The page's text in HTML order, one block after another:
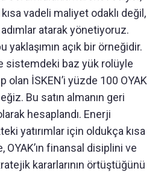
kısa vadeli maliyet odaklı değil,
atarak yönetiyoruz.
yaklaşımın açık bir örneğidir.
sistemdeki baz yük rolüyle
İSKEN’i yüzde 100 OYAK
Bu satın almanın geri
hesaplandı. Enerji
yatırımlar için oldukça kısa
OYAK’ın finansal disiplini ve
kararlarının örtüştüğünü